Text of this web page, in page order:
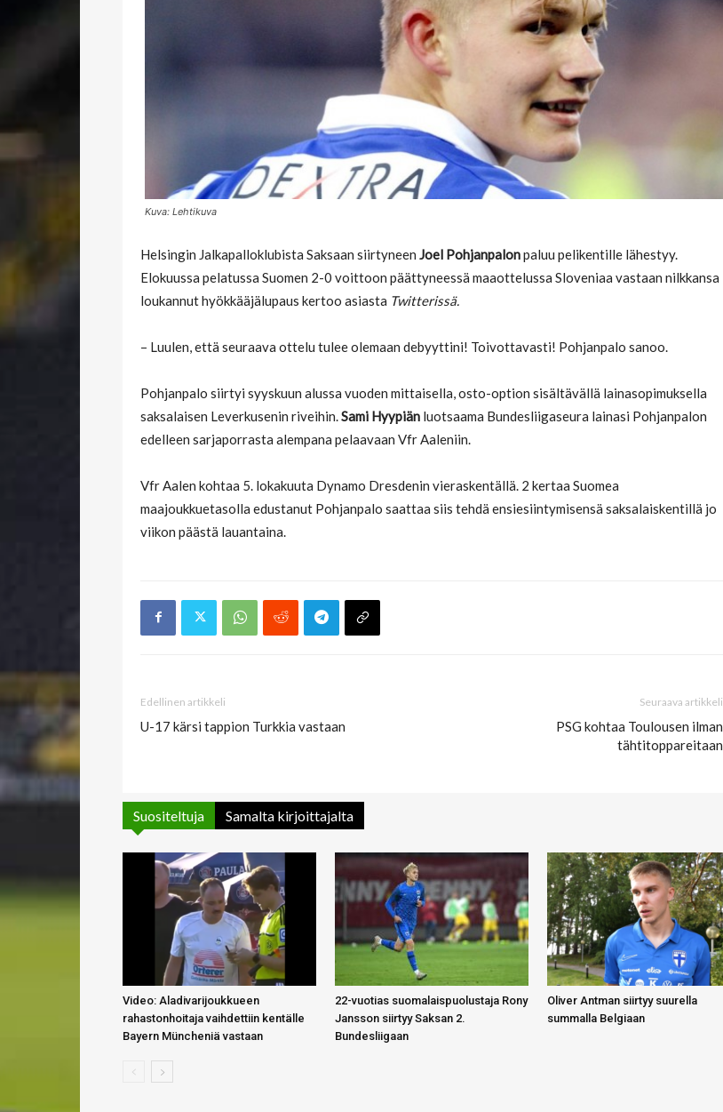
Kuva: Lehtikuva
Helsingin Jalkapalloklubista Saksaan siirtyneen Joel Pohjanpalonpaluu pelikentille lähestyy.
Elokuussa pelatussa Suomen 2-0 voittoon päättyneessä maaottelussa Sloveniaa vastaan nilkkansa
loukannut hyökkääjälupaus kertoo asiasta Twitterissä.
– Luulen, että seuraava ottelu tulee olemaan debyyttini! Toivottavasti! Pohjanpalo sanoo.
Pohjanpalo siirtyi syyskuun alussa vuoden mittaisella, osto-option sisältävällä lainasopimuksella
saksalaisen Leverkusenin riveihin.Sami Hyypiän luotsaama Bundesliigaseura lainasi Pohjanpalon
edelleen sarjaporrasta alempana pelaavaan Vfr Aaleniin.
Vfr Aalen kohtaa 5. lokakuuta Dynamo Dresdenin vieraskentällä. 2 kertaa Suomea
maajoukkuetasolla edustanut Pohjanpalo saattaa siis tehdä ensiesiintymisensä saksalaiskentillä jo
viikon päästä lauantaina.
Edellinen artikkeli
U-17 kärsi tappion Turkkia vastaan
Seuraava artikkeli
PSG kohtaa Toulousen ilman
tähtitoppareitaan
Suositeltuja Samalta kirjoittajalta
Video: Aladivarijoukkueen
rahastonhoitaja vaihdettiin kentälle
Bayern Müncheniä vastaan
22-vuotias suomalaispuolustaja Rony
Jansson siirtyy Saksan 2.
Bundesliigaan
Oliver Antman siirtyy suurella
summalla Belgiaan